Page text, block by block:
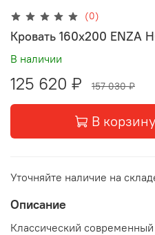
(0)
Кровать 160x200 ENZA
В наличии
125 620 ₽ 157 030 ₽
В корзину
Уточняйте наличие на
Описание
Классический современный